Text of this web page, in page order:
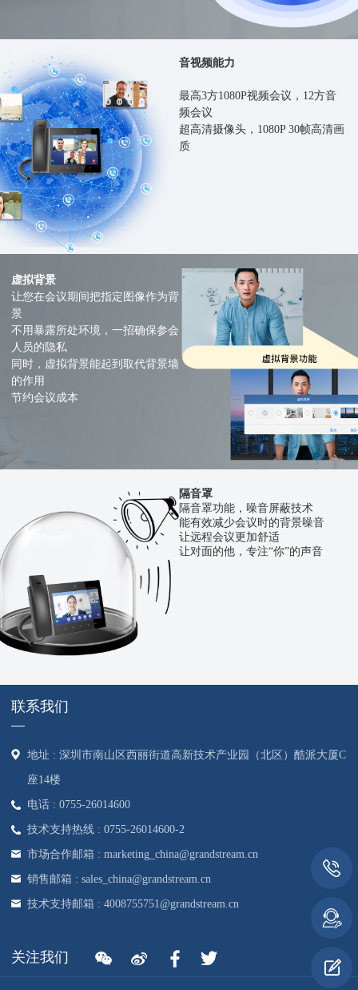
音视频能力
最高3方1080P视频会议，12方音
频会议
超高清摄像头，1080P 30帧高清画
质
虚拟背景
让您在会议期间把指定图像作为背
景
不用暴露所处环境，一招确保参会
人员的隐私
同时，虚拟背景能起到取代背景墙
的作用
节约会议成本
隔音罩
隔音罩功能，噪音屏蔽技术
能有效减少会议时的背景噪音
让远程会议更加舒适
让对面的他，专注“你”的声音
联系我们
地址 : 深圳市南山区西丽街道高新技术产业园（北区）酷派大厦C
座14楼
电话 : 0755-26014600
技术支持热线 : 0755-26014600-2
市场合作邮箱 : marketing_china@grandstream.cn
销售邮箱 : sales_china@grandstream.cn
技术支持邮箱 : 4008755751@grandstream.cn
关注我们